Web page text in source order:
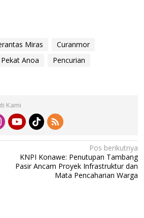
Miras
Curanmor
Anoa
Pencurian
Kami
Pos berikutnya
KNPI Konawe: Penutupan Tambang
Pasir Ancam Proyek Infrastruktur dan
Mata Pencaharian Warga